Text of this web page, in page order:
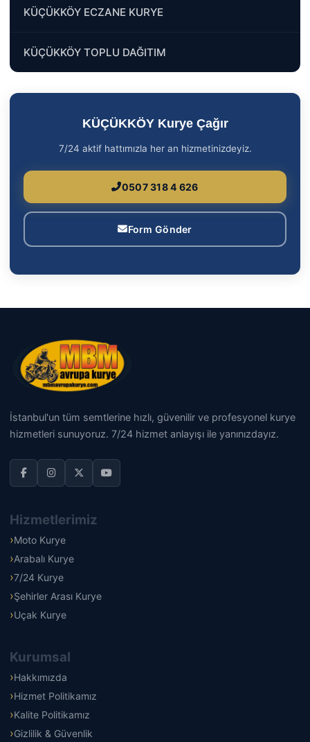
KÜÇÜKKÖY ECZANE KURYE
KÜÇÜKKÖY TOPLU DAĞITIM
KÜÇÜKKÖY Kurye Çağır
7/24 aktif hattımızla her an hizmetinizdeyiz.
0507 318 4 626
Form Gönder
İstanbul'un tüm semtlerine hızlı, güvenilir ve profesyonel kurye
hizmetleri sunuyoruz. 7/24 hizmet anlayışı ile yanınızdayız.
Hizmetlerimiz
Moto Kurye
Arabalı Kurye
7/24 Kurye
Şehirler Arası Kurye
Uçak Kurye
Kurumsal
Hakkımızda
Hizmet Politikamız
Kalite Politikamız
Gizlilik & Güvenlik